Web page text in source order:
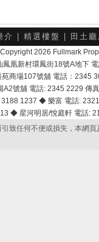
介 精選樓盤 田土
Copyright 2026 Fullmark
鳳凰新村環鳳街18號A地下
苑商場107號舖 電話：2345
A2號舖 電話: 2345 2229
1237 ◆ 樂富 電話:
◆ 星河明居/悅庭軒 電話
致任何不便或損失，本網